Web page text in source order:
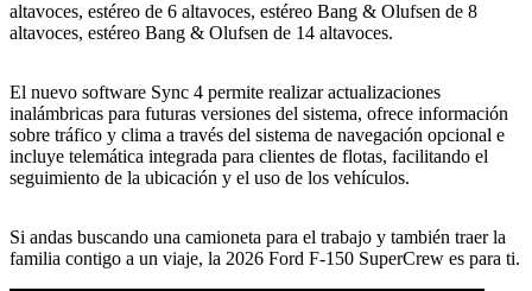
altavoces, estéreo de 6 altavoces, estéreo Bang & Olufsen de 8
altavoces, estéreo Bang & Olufsen de 14 altavoces.
El nuevo software Sync 4 permite realizar actualizaciones
inalámbricas para futuras versiones del sistema, ofrece información
sobre tráfico y clima a través del sistema de navegación opcional e
incluye telemática integrada para clientes de flotas, facilitando el
seguimiento de la ubicación y el uso de los vehículos.
Si andas buscando una camioneta para el trabajo y también traer la
familia contigo a un viaje, la 2026 Ford F-150 SuperCrew es para ti.